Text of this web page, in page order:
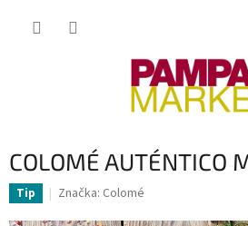
COLOMÉ AUTÉNTICO
Tip Značka: Colomé